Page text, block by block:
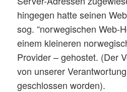
hingegen hatte seinen
sog. “norwegischen Web-
einem kleineren
Provider – gehostet. (Der
von unserer
geschlossen worden).